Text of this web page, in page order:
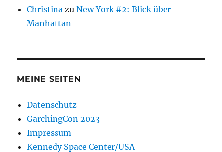
Christina zuNew York #2: Blick über
Manhattan
MEINE SEITEN
Datenschutz
GarchingCon 2023
Impressum
Kennedy Space Center/USA